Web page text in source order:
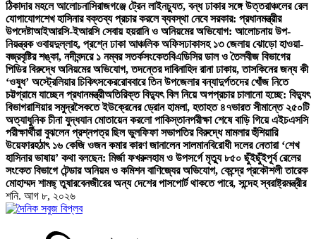
ঠিকাদার মহলে আলোচনাসিরাজগঞ্জে ট্রেন লাইনচ্যুত, বন্ধ ঢাকার সঙ্গে উত্তরাঞ্চলের রেল
যোগাযোগশেখ হাসিনার বক্তব্য প্রচার করলে ব্যবস্থা নেবে সরকার: প্রধানমন্ত্রীর
উপদেষ্টাআইআরসি-ইআরসি সেবায় হয়রানি ও অনিয়মের অভিযোগ: আলোচনায় উপ-
নিয়ন্ত্রক ওবায়দুল্লাহ, প্রশ্নে ঢাকা আঞ্চলিক অফিসঢাকাসহ ১৩ জেলায় ঝোড়ো হাওয়া-
বজ্রবৃষ্টির শঙ্কা, নদীবন্দরে ১ নম্বর সতর্কসংকেতবিএডিসির ডাল ও তৈলবীজ বিভাগের
পিডির বিরুদ্ধে অনিয়মের অভিযোগ, তদন্তের দাবিনাহিদ রানা ঢাকায়, তাসকিনের জন্য কী
‘ওষুধ’ অস্ট্রেলিয়ার চিকিৎসকেররোববারে তিন উপজেলার বন্যাদুর্গতদের খোঁজ নিতে
চট্টগ্রামে যাচ্ছেন প্রধানমন্ত্রীঅতিরিক্ত বিদ্যুৎ বিল নিয়ে অপপ্রচার চালানো হচ্ছে: বিদ্যুৎ
বিভাগরাশিয়ার সমুদ্রসৈকতে ইউক্রেনের ড্রোন হামলা, হতাহত ৪৭ভারত সীমান্তে ২৫০টি
অত্যাধুনিক চীনা যুদ্ধযান মোতায়েন করলো পাকিস্তানপরীক্ষা শেষে বাড়ি গিয়ে এইচএসসি
পরীক্ষার্থীরা বুঝলেন প্রশ্নপত্র ছিল ভুলফিফা সভাপতির বিরুদ্ধে মামলার হুঁশিয়ারি
উয়েফারহঠাৎ ১৬ কেজি ওজন কমার কারণ জানালেন সালমানবিরোধী দলের নেতারা ‘শেখ
হাসিনার ভাষায়’ কথা বলছেন: মির্জা ফখরুলহাম ও উপসর্গে মৃত্যু ৮৫০ ছুঁইছুঁইপূর্ব রেলের
সংকেত বিভাগে টেন্ডার অনিয়ম ও কমিশন বাণিজ্যের অভিযোগ, কেন্দ্রে প্রকৌশলী তারেক
মোহাম্মদ শামছ্ তুষারবেনজীরের অন্য দেশের পাসপোর্ট থাকতে পারে, সন্দেহ স্বরাষ্ট্রমন্ত্রীর
শনি. আগ ৮, ২০২৬
বাংলা নিউজ পেপার